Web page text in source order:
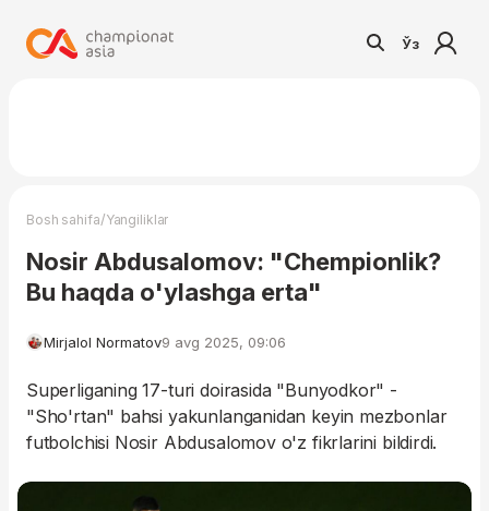
Ўз
Bosh sahifa/Yangiliklar
Nosir Abdusalomov: "Chempionlik?
Bu haqda o'ylashga erta"
Mirjalol Normatov9 avg 2025, 09:06
Superliganing 17-turi doirasida "Bunyodkor" -
"Sho'rtan" bahsi yakunlanganidan keyin mezbonlar
futbolchisi Nosir Abdusalomov o'z fikrlarini bildirdi.